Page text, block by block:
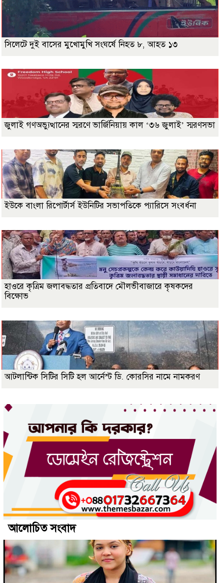
সিলেটে দুই বাসের মুখোমুখি সংঘর্ষে নিহত ৮, আহত ১৩
জুলাই গণঅভ্যুত্থানের স্মরণে ভার্জিনিয়ায় কাল ‘৩৬ জুলাই’ স্মরণসভা
ইউকে বাংলা রিপোর্টার্স ইউনিটির সভাপতিকে প্যারিসে সংবর্ধনা
হাওরে কৃত্রিম জলাবদ্ধতার প্রতিবাদে মৌলভীবাজারে কৃষকদের
বিক্ষোভ
আটলান্টিক সিটির সিটি হল আর্নেস্ট ডি. কোরসির নামে নামকরণ
আলোচিত সংবাদ